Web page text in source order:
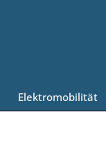
Elektromobilität